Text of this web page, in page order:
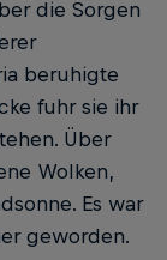
die Sorgen
beruhigte
fuhr sie ihr
Über
Wolken,
Es war
geworden.